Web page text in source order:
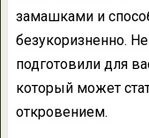
замашками и
безукоризненно.
подготовили для
который может
откровением.